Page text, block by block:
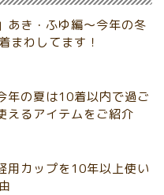
あき・ふゆ編～今年の冬
まわしてます！
年の夏は10着以内で過ご
えるアイテムをご紹介
用カップを10年以上使い